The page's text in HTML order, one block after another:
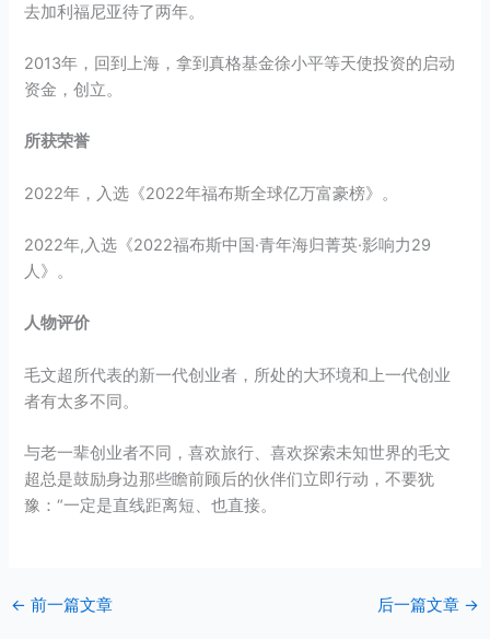
去加利福尼亚待了两年。
2013年，回到上海，拿到真格基金徐小平等天使投资的启动
资金，创立。
所获荣誉
2022年，入选《2022年福布斯全球亿万富豪榜》。
2022年,入选《2022福布斯中国·青年海归菁英·影响力29
人》。
人物评价
毛文超所代表的新一代创业者，所处的大环境和上一代创业
者有太多不同。
与老一辈创业者不同，喜欢旅行、喜欢探索未知世界的毛文
超总是鼓励身边那些瞻前顾后的伙伴们立即行动，不要犹
豫：“一定是直线距离短、也直接。
← 前一篇文章 后一篇文章 →